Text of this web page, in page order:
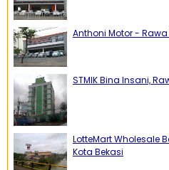
Anthoni Motor -
STMIK Bina Insani,
LotteMart Wholesale
Kota Bekasi